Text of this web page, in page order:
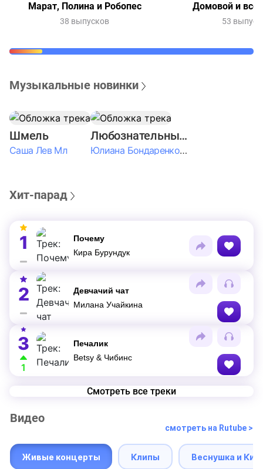
Марат, Полина и Робопес
38 выпусков
Домовой и все-
53
Музыкальные новинки
Шмель
Саша Лев Мл
Любознательные Дети
Юлиана Бондаренко & Амелия Колпакова & Егор Егоров & Валерия Шевченко & Ксюша Косичкина
Хит-парад
1
Почему
Кира Бурундук
2
Девчачий чат
Милана Учайкина
3
1
Печалик
Betsy & Чибинс
Смотреть все треки
Видео
смотреть на Rutube >
Живые концерты Клипы Веснушка и